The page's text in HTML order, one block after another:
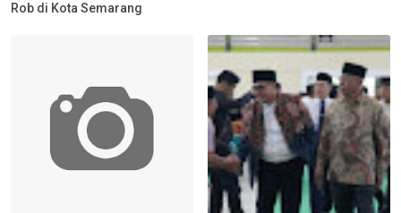
Rob di Kota Semarang